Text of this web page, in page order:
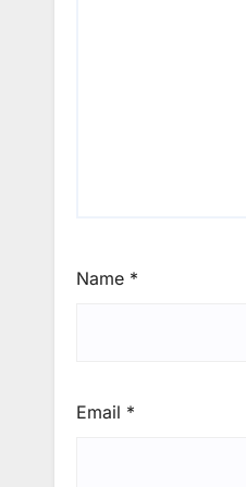
Name *
Email *